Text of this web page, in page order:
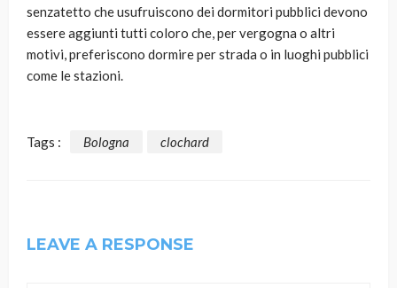
senzatetto che usufruiscono dei dormitori pubblici devono
essere aggiunti tutti coloro che, per vergogna o altri
motivi, preferiscono dormire per strada o in luoghi pubblici
come le stazioni.
Tags : Bologna clochard
LEAVE A RESPONSE